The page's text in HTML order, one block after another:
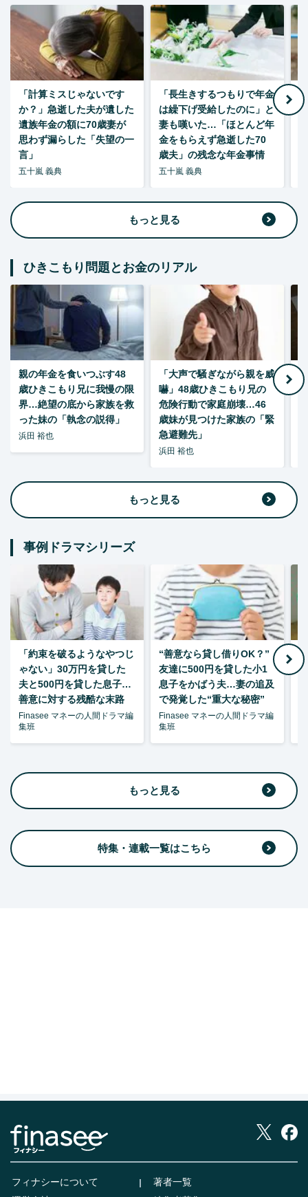
「計算ミスじゃないです
か？」急逝した夫が遺した
遺族年金の額に70歳妻が
思わず漏らした「失望の一
言」
五十嵐 義典
「長生きするつもりで年金
は繰下げ受給したのに」と
妻も嘆いた…「ほとんど年
金をもらえず急逝した70
歳夫」の残念な年金事情
五十嵐 義典
もっと見る
ひきこもり問題とお金のリアル
親の年金を食いつぶす48
歳ひきこもり兄に我慢の限
界…絶望の底から家族を救
った妹の「執念の説得」
浜田 裕也
「大声で騒ぎながら親を威
嚇」48歳ひきこもり兄の
危険行動で家庭崩壊…46
歳妹が見つけた家族の「緊
急避難先」
浜田 裕也
もっと見る
事例ドラマシリーズ
「約束を破るようなやつじ
ゃない」30万円を貸した
夫と500円を貸した息子…
善意に対する残酷な末路
Finasee マネーの人間ドラマ編
集班
“善意なら貸し借りOK？”
友達に500円を貸した小1
息子をかばう夫…妻の追及
で発覚した“重大な秘密”
Finasee マネーの人間ドラマ編
集班
もっと見る
特集・連載一覧はこちら
フィナシーについて
著者一覧